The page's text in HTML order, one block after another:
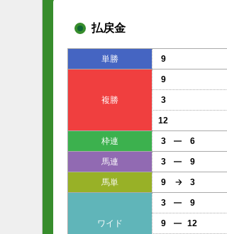
払戻金
単勝 9
複勝
9
3
12
枠連 3 6
馬連 3 9
馬単 9 3
ワイド
3 9
9 12